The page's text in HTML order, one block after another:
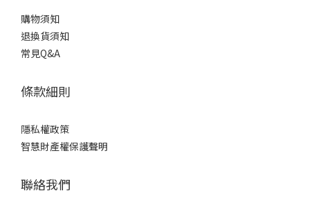
購物須知
退換貨須知
常見Q&A
條款細則
隱私權政策
智慧財產權保護聲明
聯絡我們